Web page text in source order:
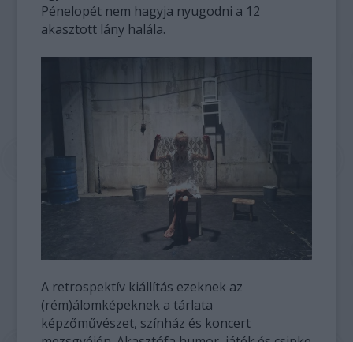
Pénelopét nem hagyja nyugodni a 12
akasztott lány halála.
A retrospektív kiállítás ezeknek az
(rém)álomképeknek a tárlata
képzőművészet, színház és koncert